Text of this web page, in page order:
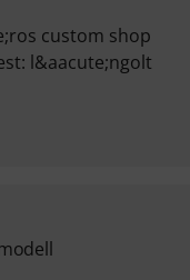
custom shop
l&aacute;ngolt